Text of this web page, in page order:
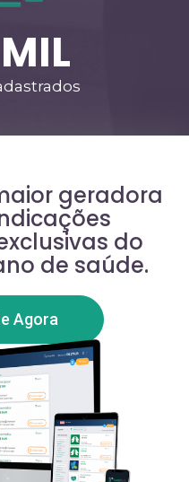
MIL
geradora
do
de saúde.
Agora